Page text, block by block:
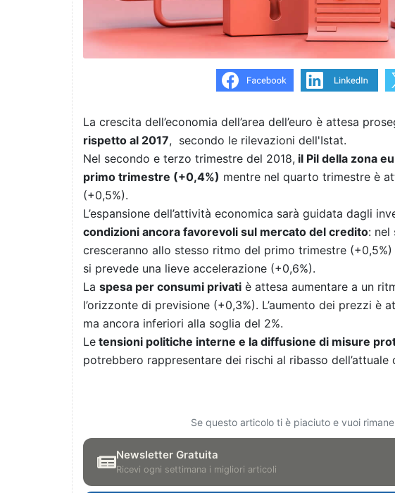
La crescita dell’economia dell’area dell’euro è attesa
rispetto al 2017, secondo le rilevazioni dell'Istat.
Nel secondo e terzo trimestre del 2018, il Pil della zona
primo trimestre (+0,4%) mentre nel quarto trimestre è
(+0,5%).
L’espansione dell’attività economica sarà guidata dagli
condizioni ancora favorevoli sul mercato del credito: nel
cresceranno allo stesso ritmo del primo trimestre (+0,5%)
si prevede una lieve accelerazione (+0,6%).
La spesa per consumi privati è attesa aumentare a un
l’orizzonte di previsione (+0,3%). L’aumento dei prezzi è
ma ancora inferiori alla soglia del 2%.
Le tensioni politiche interne e la diffusione di misure
potrebbero rappresentare dei rischi al ribasso dell’attuale
Se questo articolo ti è piaciuto e vuoi
Newsletter Gratuita
Ricevi ogni settimana i migliori articoli